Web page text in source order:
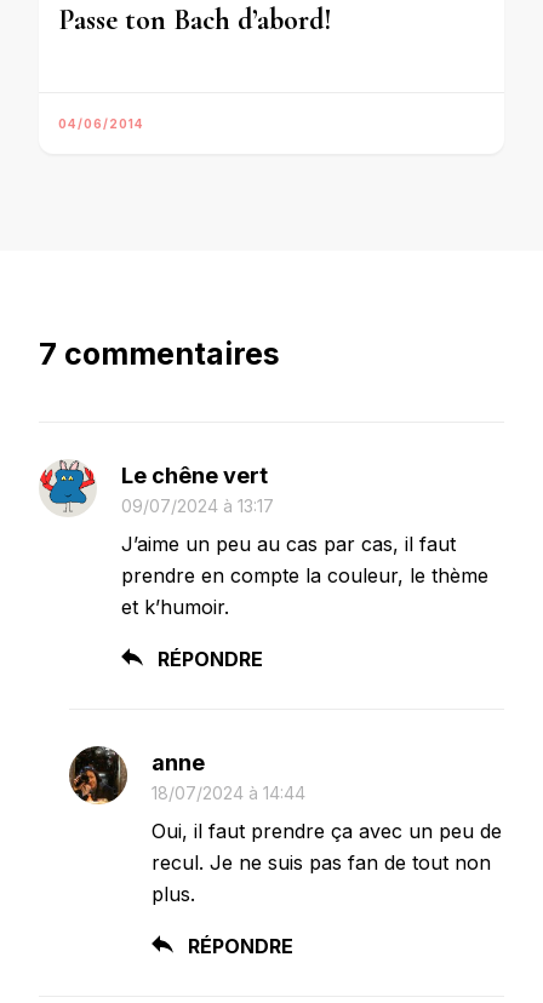
Passe ton Bach d’abord!
04/06/2014
7 commentaires
Le chêne vert
09/07/2024 à 13:17
J’aime un peu au cas par cas, il faut
prendre en compte la couleur, le thème
et k’humoir.
RÉPONDRE
anne
18/07/2024 à 14:44
Oui, il faut prendre ça avec un peu de
recul. Je ne suis pas fan de tout non
plus.
RÉPONDRE